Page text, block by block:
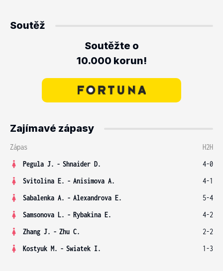
Soutěž
Soutěžte o
10.000 korun!
Zajímavé zápasy
Zápas
H2H
Pegula J. - Shnaider D.
4-0
Svitolina E. - Anisimova A.
4-1
Sabalenka A. - Alexandrova E.
5-4
Samsonova L. - Rybakina E.
4-2
Zhang J. - Zhu C.
2-2
Kostyuk M. - Swiatek I. 1-3